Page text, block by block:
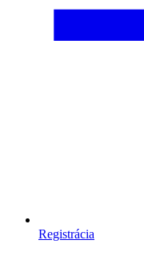
Registrácia